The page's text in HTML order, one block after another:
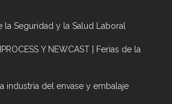
la Seguridad y la Salud Laboral
Y NEWCAST | Ferias de la
industria del envase y embalaje